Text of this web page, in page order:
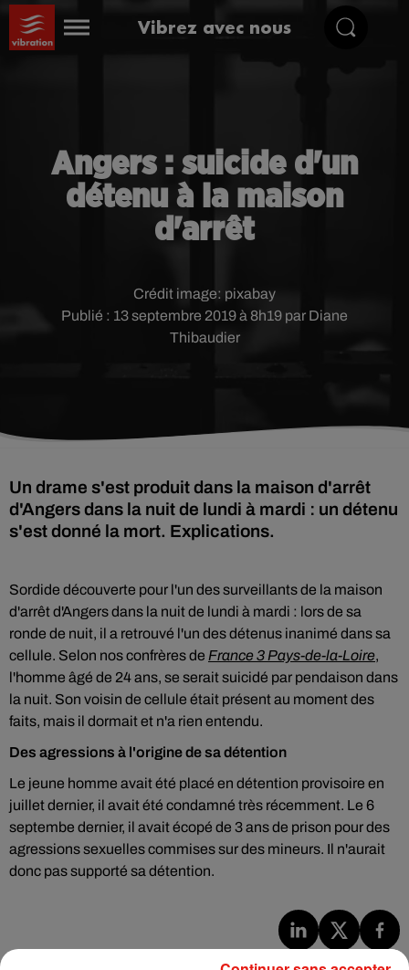
Vibrez avec nous
Angers : suicide d'un
détenu à la maison
d'arrêt
Publié : 13 septembre 2019 à 8h19 par Diane
Thibaudier
Crédit image: pixabay
Un drame s'est produit dans la maison d'arrêt
d'Angers dans la nuit de lundi à mardi : un détenu
s'est donné la mort. Explications.
Sordide découverte pour l'un des surveillants de la maison
d'arrêt d'Angers dans la nuit de lundi à mardi : lors de sa
ronde de nuit, il a retrouvé l'un des détenus inanimé dans sa
cellule. Selon nos confrères de France 3 Pays-de-la-Loire,
l'homme âgé de 24 ans, se serait suicidé par pendaison dans
la nuit. Son voisin de cellule était présent au moment des
faits, mais il dormait et n'a rien entendu.
Des agressions à l'origine de sa détention
Le jeune homme avait été placé en détention provisoire en
juillet dernier, il avait été condamné très récemment. Le 6
septembe dernier, il avait écopé de 3 ans de prison pour des
agressions sexuelles commises sur des mineurs. Il n'aurait
donc pas supporté sa détention.